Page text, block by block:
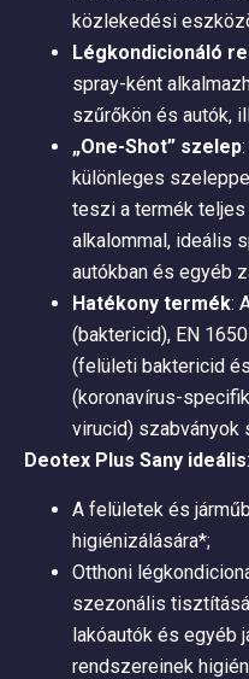
közlekedési
Légkondicionáló
spray-ként
szűrőkön és autók,
„One-Shot” szelep
különleges
teszi a termék
alkalommal, ideális
autókban és egyéb
Hatékony termék:
(baktericid), EN
(felületi baktericid
(koronavírus-
virucid)
Deotex Plus Sany ideális:
A felületek és
higiénizálására*;
Otthoni
szezonális
lakóautók és egyéb
rendszereinek